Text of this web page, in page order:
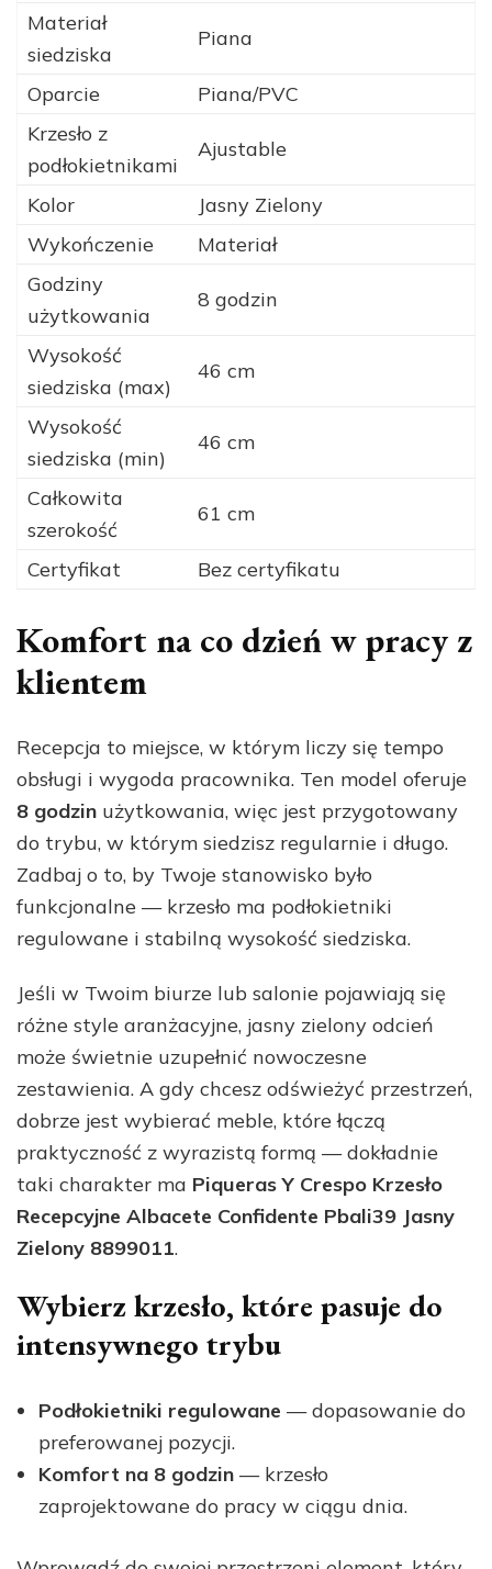
Materiał
siedziska
Piana
Oparcie
Piana/PVC
Krzesło z
podłokietnikami
Ajustable
Kolor
Jasny Zielony
Wykończenie
Materiał
Godziny
użytkowania
8 godzin
Wysokość
siedziska (max)
46 cm
Wysokość
siedziska (min)
46 cm
Całkowita
szerokość
61 cm
Certyfikat Bez certyfikatu
Komfort na co dzień w pracy z
klientem
Recepcja to miejsce, w którym liczy się tempo
obsługi i wygoda pracownika. Ten model oferuje
8 godzin użytkowania, więc jest przygotowany
do trybu, w którym siedzisz regularnie i długo.
Zadbaj o to, by Twoje stanowisko było
funkcjonalne — krzesło ma podłokietniki
regulowane i stabilną wysokość siedziska.
Jeśli w Twoim biurze lub salonie pojawiają się
różne style aranżacyjne, jasny zielony odcień
może świetnie uzupełnić nowoczesne
zestawienia. A gdy chcesz odświeżyć przestrzeń,
dobrze jest wybierać meble, które łączą
praktyczność z wyrazistą formą — dokładnie
taki charakter ma Piqueras Y Crespo Krzesło
Recepcyjne Albacete Confidente Pbali39 Jasny
Zielony 8899011.
Wybierz krzesło, które pasuje do
intensywnego trybu
Podłokietniki regulowane — dopasowanie do
preferowanej pozycji.
Komfort na 8 godzin — krzesło
zaprojektowane do pracy w ciągu dnia.